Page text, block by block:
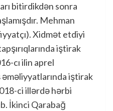
bitirdikdən sonra
Mehman
Xidmət etdiyi
iştirak
cı ilin aprel
iştirak
ci illərdə hərbi
İkinci Qarabağ